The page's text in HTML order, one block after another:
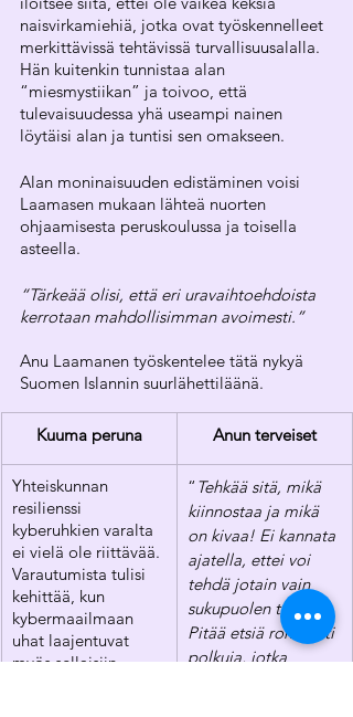
naisvirkamiehiä, jotka ovat työskennelleet
merkittävissä tehtävissä turvallisuusalalla.
Hän kuitenkin tunnistaa alan
“miesmystiikan” ja toivoo, että
tulevaisuudessa yhä useampi nainen
löytäisi alan ja tuntisi sen omakseen.
Alan moninaisuuden edistäminen voisi
Laamasen mukaan lähteä nuorten
ohjaamisesta peruskoulussa ja toisella
asteella.
“Tärkeää olisi, että eri uravaihtoehdoista
kerrotaan mahdollisimman avoimesti.”
Anu Laamanen työskentelee tätä nykyä
Suomen Islannin suurlähettiläänä.
Kuuma peruna Anun terveiset
Yhteiskunnan
resilienssi
kyberuhkien varalta
ei vielä ole riittävää.
Varautumista tulisi
kehittää, kun
kybermaailmaan
uhat laajentuvat
myös sellaisiin
​“ Tehkää sitä, mikä
kiinnostaa ja mikä
on kivaa! Ei kannata
ajatella, ettei voi
tehdä jotain vain
sukupuolen takia.
Pitää etsiä rohkeasti
polkuja, jotka